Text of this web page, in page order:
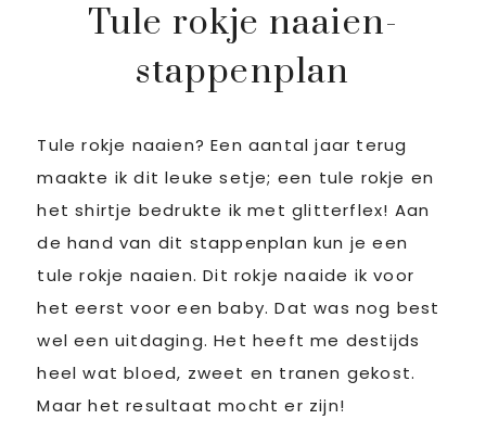
Tule rokje naaien-
stappenplan
Tule rokje naaien? Een aantal jaar terug
maakte ik dit leuke setje; een tule rokje en
het shirtje bedrukte ik met glitterflex! Aan
de hand van dit stappenplan kun je een
tule rokje naaien. Dit rokje naaide ik voor
het eerst voor een baby. Dat was nog best
wel een uitdaging. Het heeft me destijds
heel wat bloed, zweet en tranen gekost.
Maar het resultaat mocht er zijn!